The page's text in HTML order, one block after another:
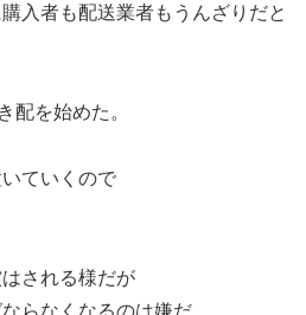
入者も配送業者もうんざりだと
配を始めた。
ていくので
される様だが
らなくなるのは嫌だ。